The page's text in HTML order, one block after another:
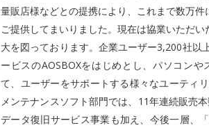
量販店様などとの提携により、これまで数万
ご提供してまいりました。現在は協業いただ
大を図っております。企業ユーザー3,200社
ービスのAOSBOXをはじめとし、パソコン
て、ユーザーをサポートする様々なユーティ
メンテナンスソフト部門では、11年連続販売
データ復旧サービス事業も加え、今後一層、